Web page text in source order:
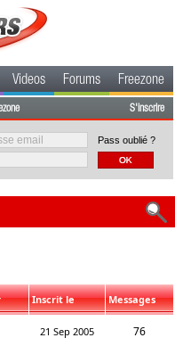
Videos Forums Freezone
S'inscrire
Pass oublié ?
Inscrit le Messages
21 Sep 2005 76